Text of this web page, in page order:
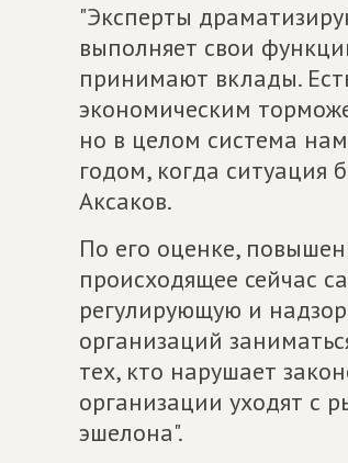
"Эксперты
выполняет свои
принимают вклады.
экономическим
но в целом система
годом, когда ситуация
Аксаков.
По его оценке,
происходящее сейчас
регулирующую и
организаций
тех, кто нарушает
организации уходят с
эшелона".